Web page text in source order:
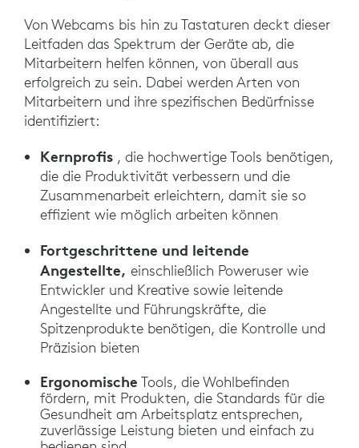
Von Webcams bis hin zu Tastaturen deckt dieser
Leitfaden das Spektrum der Geräte ab, die
Mitarbeitern helfen können, von überall aus
erfolgreich zu sein. Dabei werden Arten von
Mitarbeitern und ihre spezifischen Bedürfnisse
identifiziert:
Kernprofis, die hochwertige Tools benötigen,
die die Produktivität verbessern und die
Zusammenarbeit erleichtern, damit sie so
effizient wie möglich arbeiten können
Fortgeschrittene und leitende
Angestellte, einschließlich Poweruser wie
Entwickler und Kreative sowie leitende
Angestellte und Führungskräfte, die
Spitzenprodukte benötigen, die Kontrolle und
Präzision bieten
Ergonomische Tools, die Wohlbefinden
fördern, mit Produkten, die Standards für die
Gesundheit am Arbeitsplatz entsprechen,
zuverlässige Leistung bieten und einfach zu